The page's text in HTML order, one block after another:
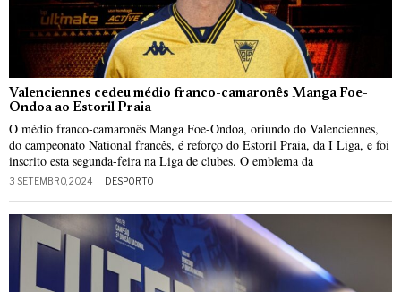
Valenciennes cedeu médio franco-camaronês Manga Foe-
Ondoa ao Estoril Praia
O médio franco-camaronês Manga Foe-Ondoa, oriundo do Valenciennes,
do campeonato National francês, é reforço do Estoril Praia, da I Liga, e foi
inscrito esta segunda-feira na Liga de clubes. O emblema da
3 SETEMBRO, 2024 DESPORTO